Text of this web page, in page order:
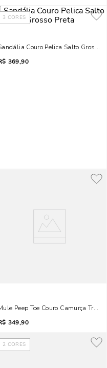
3 CORES
Couro Pelica Salto Grosso
369,90
Peep Toe Couro Camurça
349,90
2 CORES